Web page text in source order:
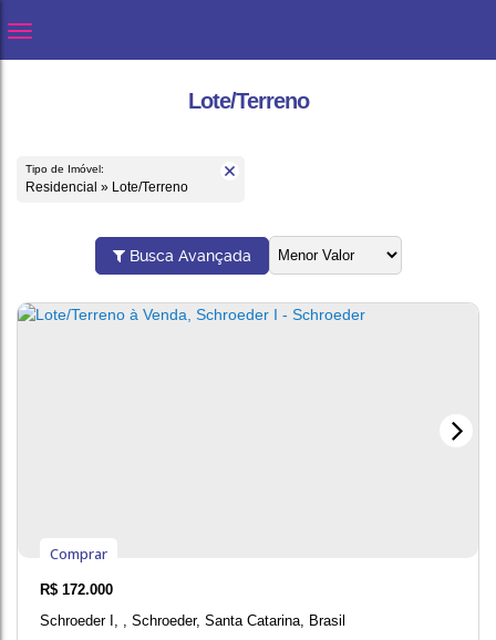
Lote/Terreno
Tipo de Imóvel:
Residencial » Lote/Terreno
Busca Avançada
R$ 172.000
Schroeder I
Schroeder, Santa Catarina Brasil
Comprar